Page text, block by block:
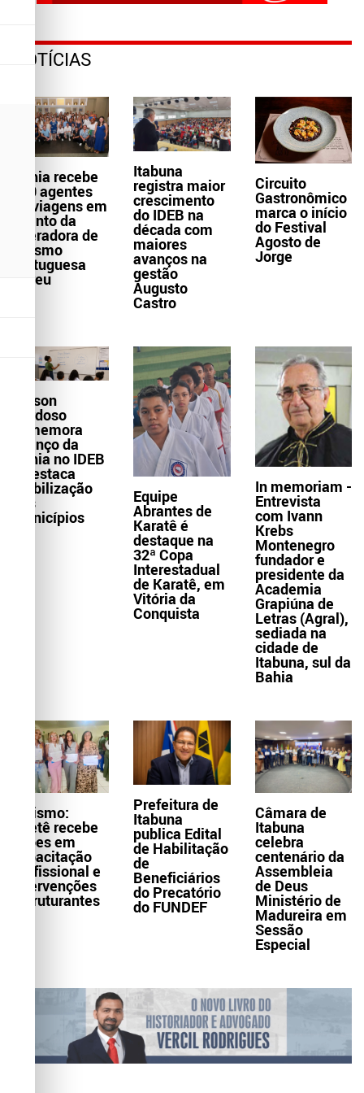
NOTÍCIAS
Bahia recebe
300 agentes
de viagens em
evento da
operadora de
turismo
portuguesa
Abreu
Itabuna
registra maior
crescimento
do IDEB na
década com
maiores
avanços na
gestão
Augusto
Castro
Circuito
Gastronômico
marca o início
do Festival
Agosto de
Jorge
Wilson
Cardoso
comemora
avanço da
Bahia no IDEB
e destaca
mobilização
dos
municípios
Equipe
Abrantes de
Karatê é
destaque na
32ª Copa
Interestadual
de Karatê, em
Vitória da
Conquista
In memoriam -
Entrevista
com Ivann
Krebs
Montenegro
fundador e
presidente da
Academia
Grapiúna de
Letras (Agral),
sediada na
cidade de
Itabuna, sul da
Bahia
Turismo:
Itaetê recebe
ações em
capacitação
profissional e
intervenções
estruturantes
Prefeitura de
Itabuna
publica Edital
de Habilitação
de
Beneficiários
do Precatório
do FUNDEF
Câmara de
Itabuna
celebra
centenário da
Assembleia
de Deus
Ministério de
Madureira em
Sessão
Especial